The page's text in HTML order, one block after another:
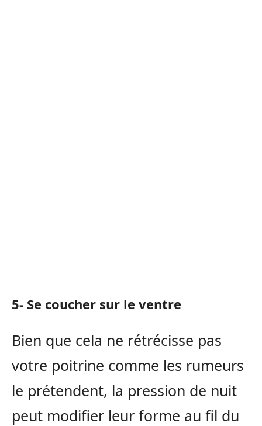
5- Se coucher sur le ventre
Bien que cela ne rétrécisse pas
votre poitrine comme les rumeurs
le prétendent, la pression de nuit
peut modifier leur forme au fil du